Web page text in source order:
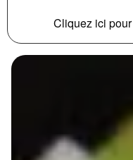
Cliquez ici